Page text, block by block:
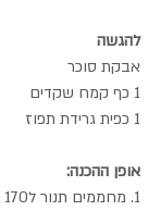
להגשה
אבקת סוכר
1 כף קמח שקדים
1 כפית גרידת תפוז
אופן ההכנה: